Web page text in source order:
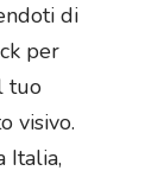
di
per
tuo
visivo.
Italia,